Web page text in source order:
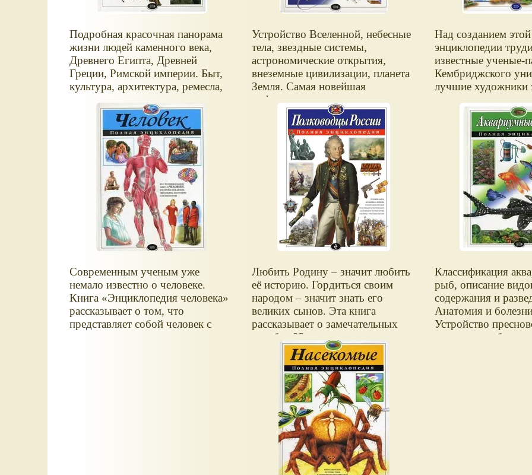
Подробная красочная панорама
жизни людей каменного века,
Древнего Египта, Древней
Греции, Римской империи. Быт,
культура, архитектура, ремесла,
находки, историческое наследие
— вся самая необходимая и
интересная информация из
истории Древнего мира. Как и
где люди жили в древности? Что
ели и носили первобытные
охотники?
Устройство Вселенной, небесные
тела, звездные системы,
астрономические открытия,
внеземные цивилизации, планета
Земля. Самая новейшая
информация о законах
Вселенной.
Над созданием этой
энциклопедии
известные ученые-
Кембриджского
лучшие художники
впечатляющих,
достоверных
динозавров и мира,
они обитали.
истинные размеры
способности, чем
как и на кого
в конце концов
находят их
образом ученые
изучением — на
энциклопедия,
которую будет
детям, и взрослым.
Современным ученым уже
немало известно о человеке.
Книга
Энциклопедия человека
рассказывает о том, что
представляет собой человек с
Любить Родину – значит любить
её историю. Гордиться своим
народом – значит знать его
великих сынов. Эта книга
рассказывает о замечательных
судьбах 93 выдающихся
полководцев и флотоводцев
России, выковавших славу и
величие нашей страны. Вы
узнаете много нового о
прославленных героях, таких как
Александр Невский, Дмитрий
Донской, Александр Суворов,
Фёдор Ушаков, Михаил
Скобелев, Василий Чапаев,
Георгий Жуков.
Классификация
рыб, описание
содержания и
Анатомия и
Устройство
аквариума: